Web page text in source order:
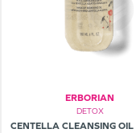
ERBORIAN
DETOX
CENTELLA CLEANSING